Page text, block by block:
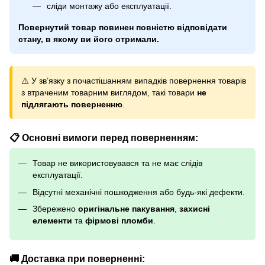
сліди монтажу або експлуатації.
Повернутий товар повинен повністю відповідати
стану, в якому ви його отримали.
⚠️ У зв’язку з почастішанням випадків повернення товарів
з втраченим товарним виглядом, такі товари не
підлягають поверненню.
📋 Основні вимоги перед поверненням:
Товар не використовувався та не має слідів
експлуатації.
Відсутні механічні пошкодження або будь-які дефекти.
Збережено оригінальне пакування захисні
елементи та фірмові пломби
🚚 Доставка при поверненні: